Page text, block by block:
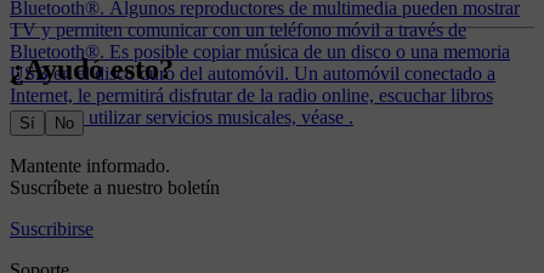
Bluetooth®. Algunos reproductores de multimedia pueden mostrar
TV y permiten comunicar con un teléfono móvil a través de
Bluetooth®. Es posible copiar música de un disco o una memoria
USB en el disco duro del automóvil. Un automóvil conectado a
Internet, le permitirá disfrutar de la radio online, escuchar libros
sonoros y utilizar servicios musicales, véase .
¿Ayudó esto?
Sí No